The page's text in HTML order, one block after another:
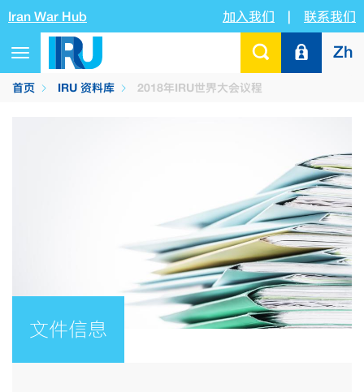
Iran War Hub 加入我们 | 联系我们
Toggle
navigation
Zh
首页 IRU 资料库 2018年IRU世界大会议程
文件信息